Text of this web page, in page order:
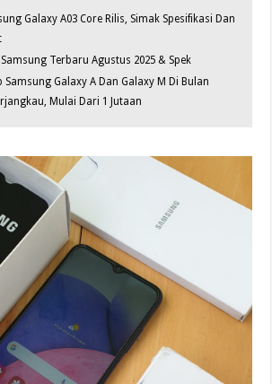
Galaxy A03 Core Rilis, Simak Spesifikasi Dan
Terbaru Agustus 2025 & Spek
Samsung Galaxy A Dan Galaxy M Di Bulan
Mulai Dari 1 Jutaan